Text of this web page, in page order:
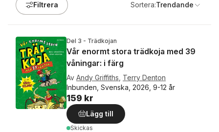
Filtrera Sortera:Trendande
Del 3 - Trädkojan
Vår enormt stora trädkoja med 39
våningar: i färg
Av Andy Griffiths Terry Denton
Inbunden, Svenska, 2026, 9-12 år
159 kr
Lägg till
Skickas